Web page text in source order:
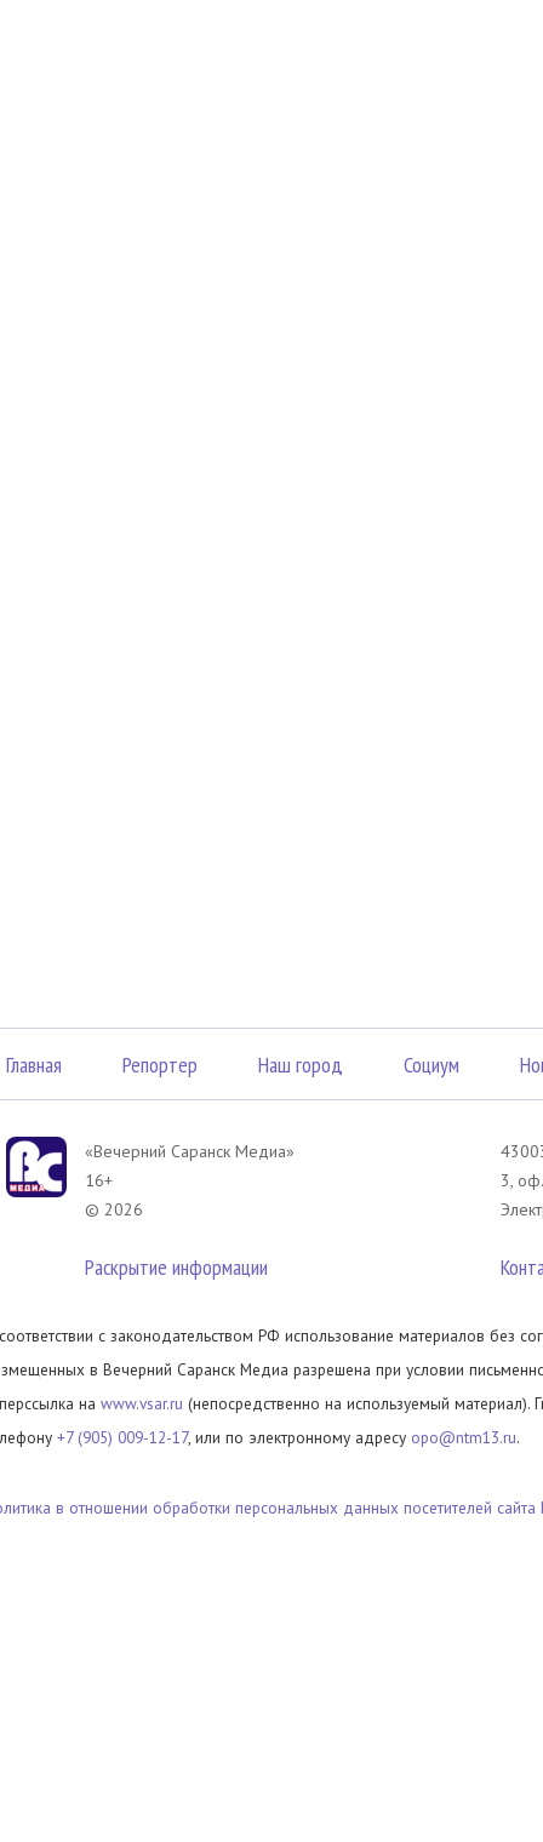
Главная Репортер Наш город Социум
«Вечерний Саранск Mедиа»
16+
© 2026
Раскрытие информации
3,
с законодательством РФ использование материалов без
в Вечерний Саранск Медиа разрешена при условии
на www.vsar.ru (непосредственно на используемый материал).
+7 (905) 009-12-17, или по электронному адресу opo@ntm13.ru.
в отношении обработки персональных данных посетителей